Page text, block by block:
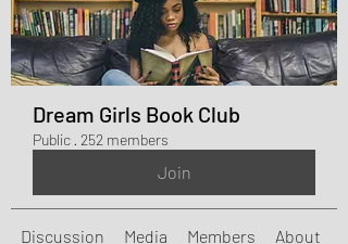
Dream Girls Book Club
Public · 252 members
Join
Discussion Media Members About